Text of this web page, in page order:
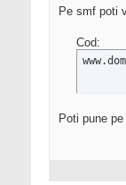
Pe smf poti
Cod:
Poti pune